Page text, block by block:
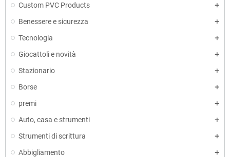
Custom PVC Products
Benessere e sicurezza
Tecnologia
Giocattoli e novità
Stazionario
Borse
premi
Auto, casa e strumenti
Strumenti di scrittura
Abbigliamento